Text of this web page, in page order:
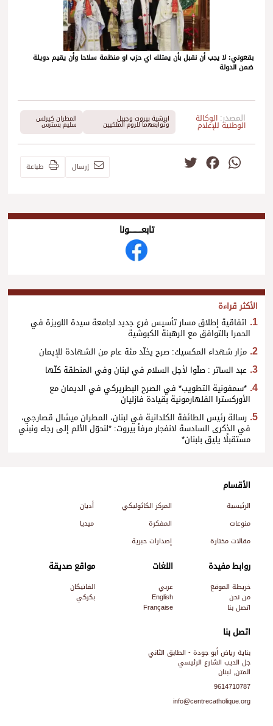
بقعوني: لا يجب أن نقبل بأن يمتلك اي حزب او منظمة سلاحا وأن يقيم دويلة
ضمن الدولة
المصدر: الوكالة
الوطنية للإعلام
ابرشية بيروت وجبيل
وتوابعهما للروم الملكيين
المطران كيرلس
سليم بسترس
WhatsApp
Facebook إرسال طباعة
تابعــــــــــونا
الأكثر قراءة
اتفاقية إطلاق مسار تأسيس فرع جديد لجامعة سيدة اللويزة في
الحمرا بالتوافق مع الرهبنة الكبوشية
مزار شهداء المكسيك: صرح يخلّد مئة عام من الشهادة للإيمان
عبد الساتر : صلّوا لأجل السلام في لبنان وفي المنطقة كلّها
*سمفونية التطويب* في الصرح البطريركي في الديمان مع
الأوركسترا الفلهارمونية بقيادة فازليان
رسالة رئيس الطائفة الكلدانية في لبنان، المطران ميشال قصارجي،
في الذكرى السادسة لانفجار مرفأ بيروت: *لنحوّل الألم إلى رجاء ونبني
مستقبلًا يليق بلبنان*
اتصل بنا
بناية رياض أبو جودة - الطابق الثاني
جل الديب الشارع الرئيسي
المتن, لبنان
9614710787
info@centrecatholique.org
الأقسام
الرئيسية المركز الكاثوليكي
أديان
منوعات
المفكرة
ميديا
مقالات مختارة
إصدارات حبرية
روابط مفيدة
خريطة الموقع
من نحن
اتصل بنا
اللغات
عربي
English
Française
مواقع صديقة
الفاتيكان
بكركي